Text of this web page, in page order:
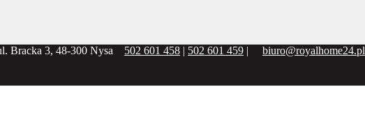
Bracka 3, 48-300 Nysa 502 601 458 | 502 601 459 | biuro@royalhome24.pl